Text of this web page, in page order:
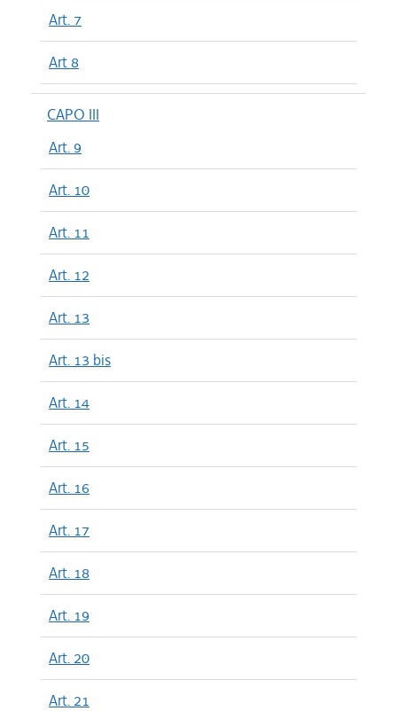
Art. 7
Art 8
CAPO III
Art. 9
Art. 10
Art. 11
Art. 12
Art. 13
Art. 13 bis
Art. 14
Art. 15
Art. 16
Art. 17
Art. 18
Art. 19
Art. 20
Art. 21